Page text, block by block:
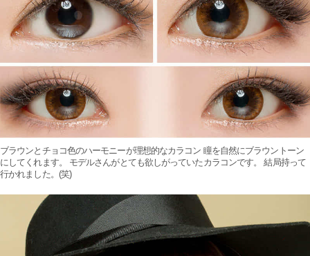
ブラウンとチョコ色のハーモニーが理想的なカラコン 瞳を自然にブラウントーン
にしてくれます。 モデルさんがとても欲しがっていたカラコンです。 結局持って
行かれました。(笑)